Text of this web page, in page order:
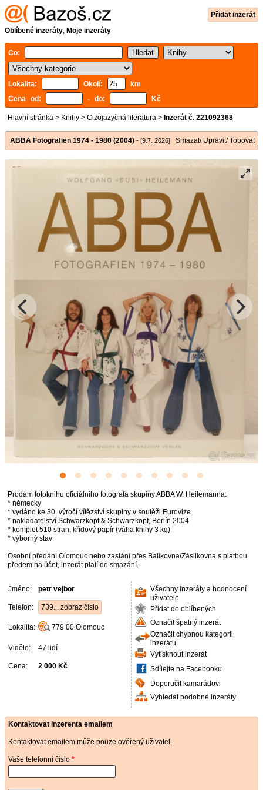
Přidat inzerát
Oblíbené inzeráty, Moje inzeráty
Co:
Lokalita: Okolí:
km
Cena od:
- do: Kč
Hlavní stránka > Knihy > Cizojazyčná literatura > Inzerát č. 221092368
ABBA Fotografien 1974 - 1980 (2004) - [9.7. 2026] Smazat/ Upravit/ Topovat
Prodám fotoknihu oficiálního fotografa skupiny ABBA W. Heilemanna:
* německy
* vydáno ke 30. výročí vítězství skupiny v soutěži Eurovize
* nakladatelství Schwarzkopf & Schwarzkopf, Berlín 2004
* komplet 510 stran, křídový papír (váha knihy 3 kg)
* výborný stav
Osobní předání Olomouc nebo zaslání přes Balíkovna/Zásilkovna s platbou
předem na účet, inzerát platí do smazání.
Jméno: petr vejbor
Telefon: 739... zobraz číslo
Lokalita: 779 00 Olomouc
Vidělo: 47 lidí
Cena: 2 000 Kč
Všechny inzeráty a hodnocení
uživatele
Přidat do oblíbených
Označit špatný inzerát
Označit chybnou kategorii
inzerátu
Vytisknout inzerát
Sdílejte na Facebooku
Doporučit kamarádovi
Vyhledat podobné inzeráty
Kontaktovat inzerenta emailem
Kontaktovat emailem může pouze ověřený uživatel.
Vaše telefonní číslo *